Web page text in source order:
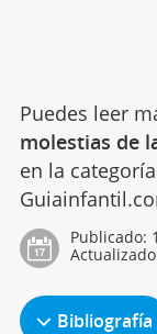
Puedes leer
molestias de
en la
Publicado:
Bibliografía